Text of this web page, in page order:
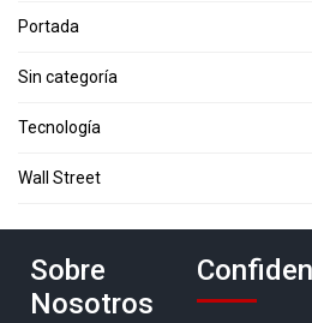
Portada
Sin categoría
Tecnología
Wall Street
Sobre
Nosotros